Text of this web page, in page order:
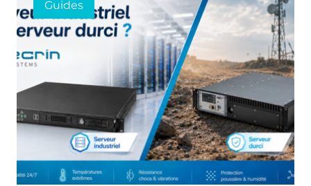
ADLINK
CONCURRENT
DOLPHIN
EIZO Rugged Solutions
NEW WAVE DESIGN
SOC-E
TEWS TECHNOLOGIES GmbH
VADATECH
Guides